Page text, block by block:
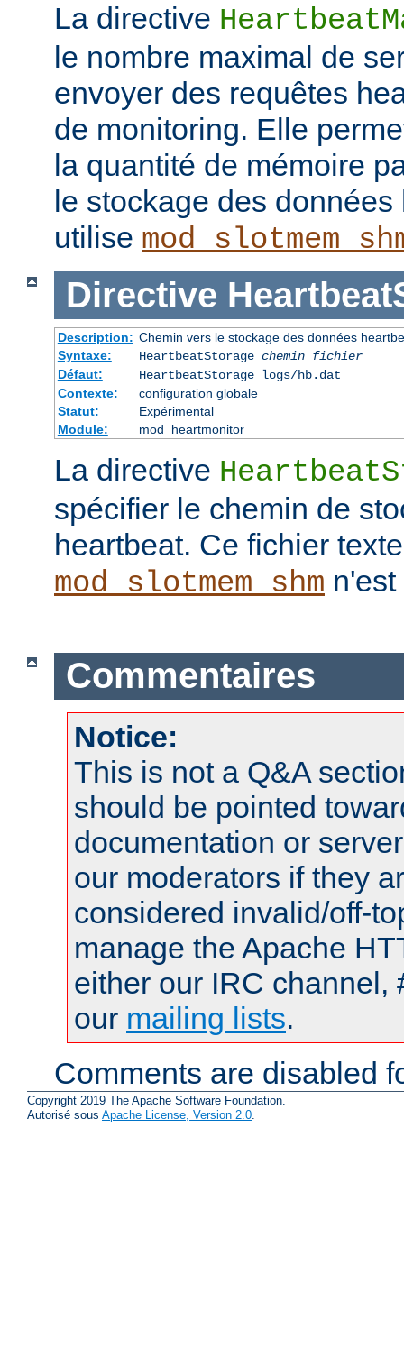
La directive
le nombre maximal de
envoyer des requêtes
de monitoring. Elle
la quantité de mémoire
le stockage des
utilise
Directive
Description: Chemin vers le stockage des données
Syntaxe:
HeartbeatStorage chemin fichier
Défaut:
HeartbeatStorage logs/hb.dat
Contexte:
configuration globale
Statut:
Expérimental
Module:
mod_heartmonitor
La directive
spécifier le chemin de
heartbeat. Ce fichier
mod_slotmem_shm
Commentaires
Notice:
This is not a Q&A
should be pointed
documentation or
our moderators if they
considered invalid/off-
manage the Apache
either our IRC channel,
our mailing lists.
Comments are disabled
Copyright 2019 The Apache Software Foundation.
Autorisé sous Apache License, Version 2.0.